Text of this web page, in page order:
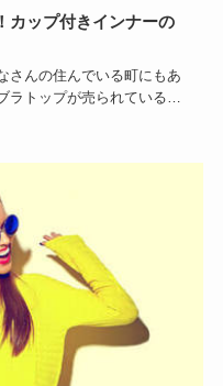
カップ付きインナーの
さんの住んでいる町にもあ
ラトップが売られているの